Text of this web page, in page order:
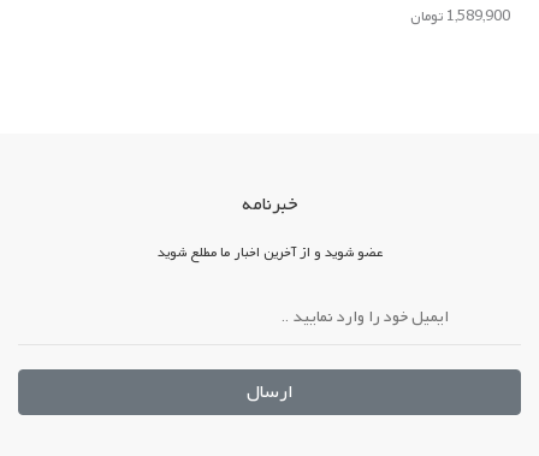
1,589,900 تومان
خبرنامه
عضو شوید و از آخرین اخبار ما مطلع شوید
ارسال